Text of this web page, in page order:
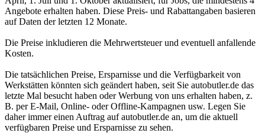
Angebote erhalten haben. Diese Preis- und Rabattangaben basieren
auf Daten der letzten 12 Monate.
Die Preise inkludieren die Mehrwertsteuer und eventuell anfallende
Kosten.
Die tatsächlichen Preise, Ersparnisse und die Verfügbarkeit von
Werkstätten könnten sich geändert haben, seit Sie autobutler.de das
letzte Mal besucht haben oder Werbung von uns erhalten haben, z.
B. per E-Mail, Online- oder Offline-Kampagnen usw. Legen Sie
daher immer einen Auftrag auf autobutler.de an, um die aktuell
verfügbaren Preise und Ersparnisse zu sehen.